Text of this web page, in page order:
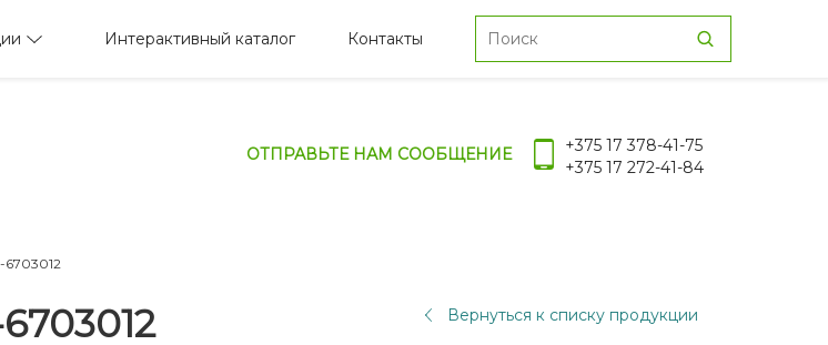
Интерактивный каталог Контакты
ОТПРАВЬТЕ НАМ СООБЩЕНИЕ
+375 17 378-41-75
+375 17 272-41-84
Вернуться к списку продукции